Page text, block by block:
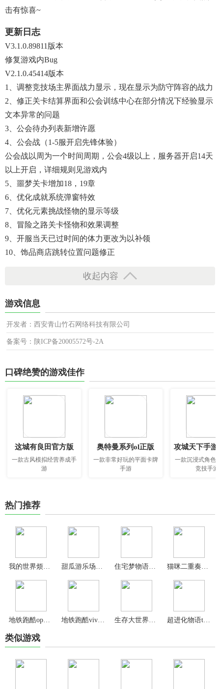
击有惊喜~
更新日志
V3.1.0.89811版本
修复游戏内bug
V2.1.0.45414版本
1、调整竞技场主界面战力显示，现在显示为防守阵容的战力
2、修正关卡结算界面和公会训练中心在部分情况下经验显示
文本异常的问题
3、公会待办列表新增许愿
4、公会战（1-5服开启先锋体验）
公会战以周为一个时间周期，公会4级以上，服务器开启14天
以上开启，详细规则见游戏内
5、噩梦关卡增加18，19章
6、优化成就系统弹窗特效
7、优化元素挑战怪物的显示等级
8、冒险之路关卡怪物和效果调整
9、开服当天已过时间的体力更改为以补领
10、饰品商店跳转位置问题修正
收起内容
游戏信息
开发者：西安青山竹石网络科技有限公司
备案号：陕ICP备20005572号-2A
口碑绝赞的游戏佳作
这城有良田官方版
一款古风模拟经营养成手
游
奥特曼系列ol正版
一款非常好玩的平面卡牌
手游
攻城天下手游
一款沉浸式角色
竞技手游
热门推荐
我的世界烦人的村民6.0整合包 住宅梦物语汉化版(幸福公寓物语)
地铁跑酷oppo版
类似游戏